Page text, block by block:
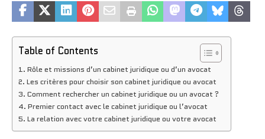
Table of Contents
Rôle et missions d’un cabinet juridique ou d’un avocat
Les critères pour choisir son cabinet juridique ou avocat
Comment rechercher un cabinet juridique ou un avocat ?
Premier contact avec le cabinet juridique ou l’avocat
La relation avec votre cabinet juridique ou votre avocat